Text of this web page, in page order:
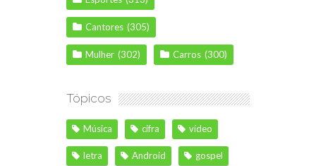
Cantores (305)
Mulher (302) Carros (300)
Tópicos
Música cifra vídeo
letra Android gospel